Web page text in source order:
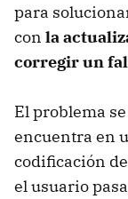
para
con la
corregir un
El problema
encuentra en
codificación
el usuario